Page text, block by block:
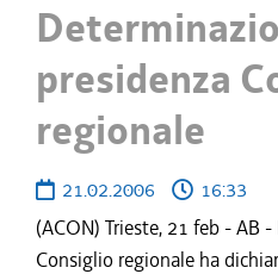
presidenza
regionale
21.02.2006
16:33
(ACON) Trieste, 21 feb - AB
Consiglio regionale ha